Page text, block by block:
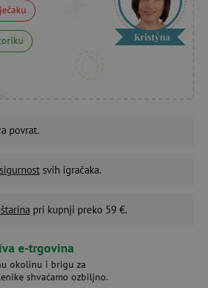
Kristýna
povrat.
svih igračaka.
pri kupnji preko 59 €.
e-trgovina
okolinu i brigu za
shvaćamo ozbiljno.